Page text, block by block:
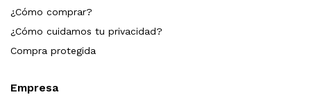
¿Cómo comprar?
¿Cómo cuidamos tu privacidad?
Compra protegida
Empresa